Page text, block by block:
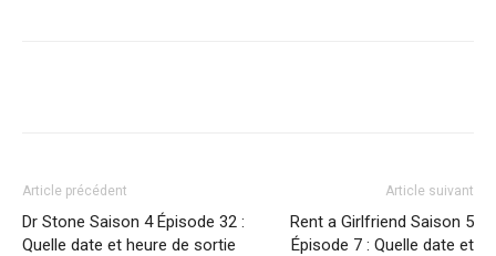
Article précédent
Dr Stone Saison 4 Épisode 32 :
Quelle date et heure de sortie
Article suivant
Rent a Girlfriend Saison 5
Épisode 7 : Quelle date et